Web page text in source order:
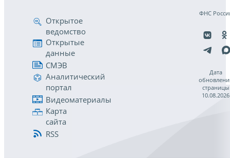
Открытое
ведомство
Открытые
данные
СМЭВ
Аналитический
портал
Видеоматериалы
Карта
сайта
RSS
ФНС
Дата
страницы
10.08.2026